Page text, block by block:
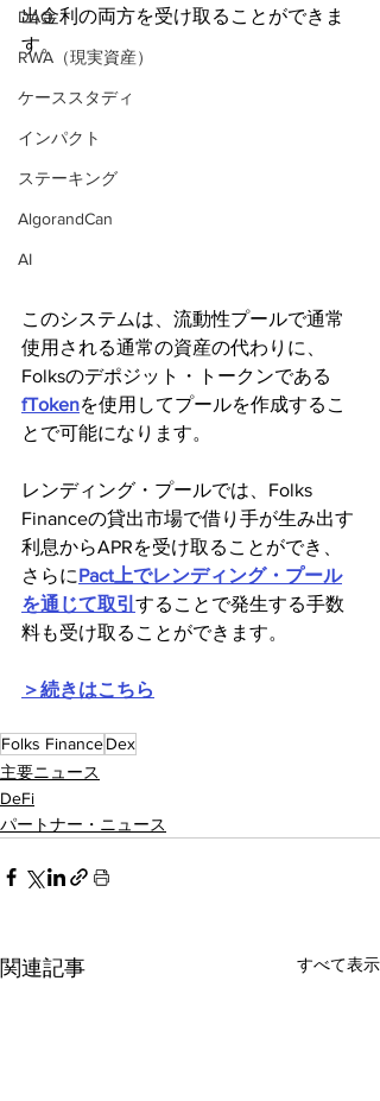
DAO
RWA（現実資産）
ケーススタディ
インパクト
ステーキング
AlgorandCan
AI
出金利の両方を受け取ることができま
す。
このシステムは、流動性プールで通常
使用される通常の資産の代わりに、
Folksのデポジット・トークンである
fTokenを使用してプールを作成するこ
とで可能になります。
レンディング・プールでは、Folks
Financeの貸出市場で借り手が生み出す
利息からAPRを受け取ることができ、
さらにPact上でレンディング・プール
を通じて取引 することで発生する手数
料も受け取ることができます。
＞続きはこちら
Folks FinanceDex
主要ニュース
DeFi
パートナー・ニュース
関連記事 すべて表示